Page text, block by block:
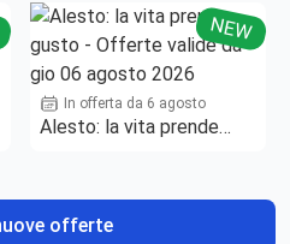
NEW
In offerta da 6 agosto
Alesto: la vita prende
offerte